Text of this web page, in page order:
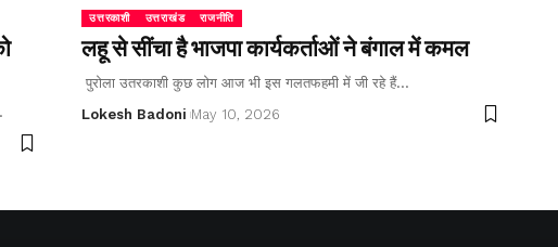
उत्तरकाशी उत्तराखंड राजनीति
लहू से सींचा है भाजपा कार्यकर्ताओं ने बंगाल में कमल
पुरोला उतरकाशी कुछ लोग आज भी इस गलतफहमी में जी रहे हैं…
Lokesh Badoni May 10, 2026